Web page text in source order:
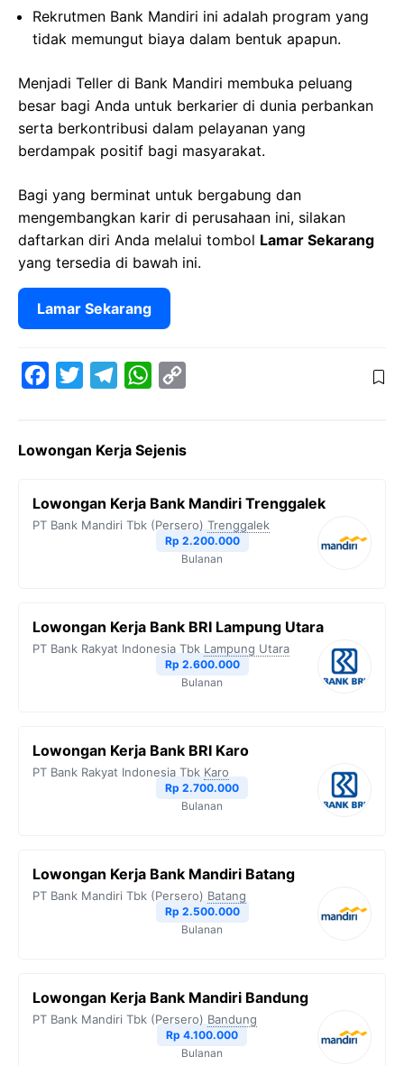
Rekrutmen Bank Mandiri ini adalah program yang
tidak memungut biaya dalam bentuk apapun.
Menjadi Teller di Bank Mandiri membuka peluang
besar bagi Anda untuk berkarier di dunia perbankan
serta berkontribusi dalam pelayanan yang
berdampak positif bagi masyarakat.
Bagi yang berminat untuk bergabung dan
mengembangkan karir di perusahaan ini, silakan
daftarkan diri Anda melalui tombol Lamar Sekarang
yang tersedia di bawah ini.
Lamar Sekarang
e
o
t
e
e
r
W
t
A
y
n
k
Lowongan Kerja Sejenis
Lowongan Kerja Bank Mandiri Trenggalek
PT Bank Mandiri Tbk (Persero) Trenggalek
Rp 2.200.000
Bulanan
Lowongan Kerja Bank BRI Lampung Utara
PT Bank Rakyat Indonesia Tbk Lampung Utara
Rp 2.600.000
Bulanan
Lowongan Kerja Bank BRI Karo
PT Bank Rakyat Indonesia Tbk Karo
Rp 2.700.000
Bulanan
Lowongan Kerja Bank Mandiri Batang
PT Bank Mandiri Tbk (Persero) Batang
Rp 2.500.000
Bulanan
Lowongan Kerja Bank Mandiri Bandung
PT Bank Mandiri Tbk (Persero) Bandung
Rp 4.100.000
Bulanan